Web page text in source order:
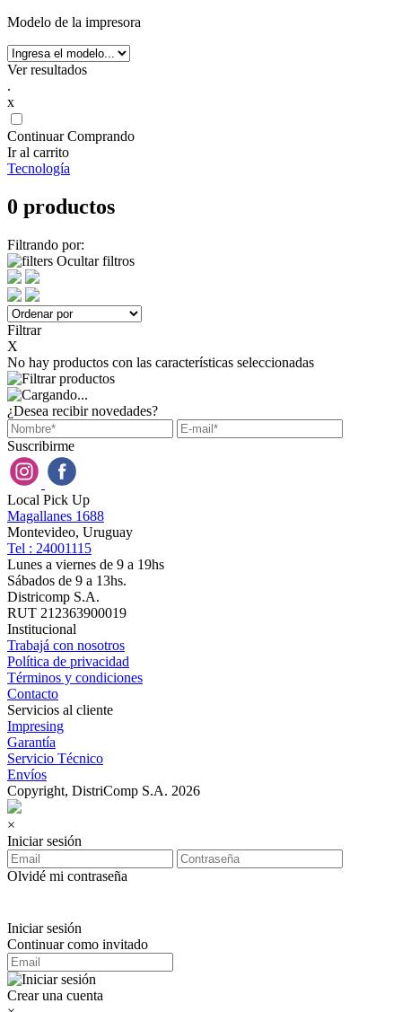
Modelo de la impresora
Ver resultados
.
x
Continuar Comprando
Ir al carrito
Tecnología
0 productos
Filtrando por:
Ocultar filtros
Filtrar
X
No hay productos con las características seleccionadas
¿Desea recibir novedades?
Suscribirme
Local Pick Up
Magallanes 1688
Montevideo, Uruguay
Tel : 24001115
Lunes a viernes de 9 a 19hs
Sábados de 9 a 13hs.
Districomp S.A.
RUT 212363900019
Institucional
Trabajá con nosotros
Política de privacidad
Términos y condiciones
Contacto
Servicios al cliente
Impresing
Garantía
Servicio Técnico
Envíos
Copyright, DistriComp S.A. 2026
×
Iniciar sesión
Olvidé mi contraseña
Iniciar sesión
Continuar como invitado
Crear una cuenta